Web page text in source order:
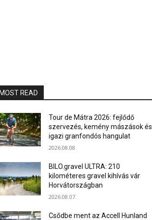
READ
Tour de Mátra 2026: fejlődő
szervezés, kemény mászások és
igazi granfondós hangulat
2026.08.08.
BILO.gravel ULTRA: 210
kilométeres gravel kihívás vár
Horvátországban
2026.08.07.
Csődbe ment az Accell Hunland